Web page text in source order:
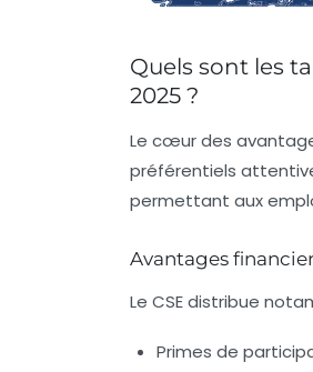
Quels sont les
2025 ?
Le cœur des
préférentiels
permettant aux
Avantages
Le CSE distribue
Primes de